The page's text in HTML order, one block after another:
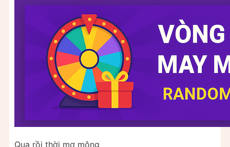
Qua rồi thời mơ mộng